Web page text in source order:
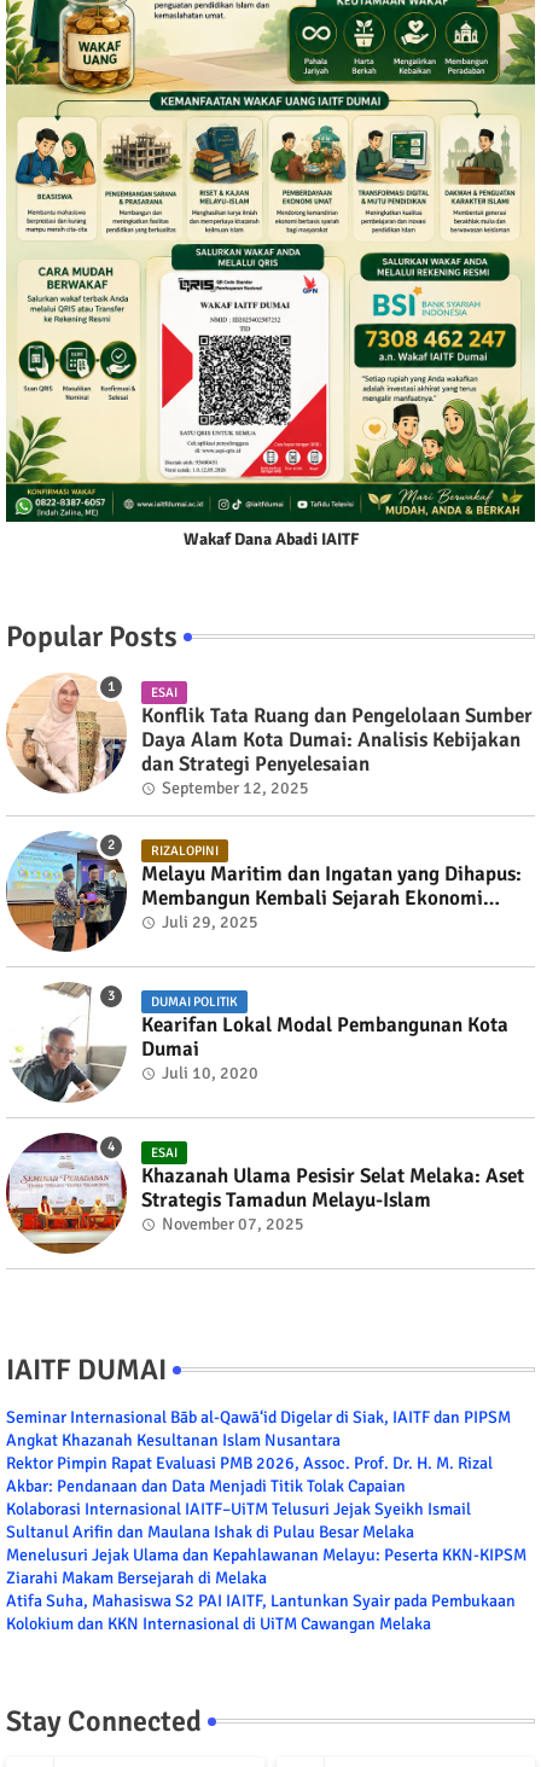
Wakaf Dana Abadi IAITF
Popular Posts
ESAI
Konflik Tata Ruang dan Pengelolaan Sumber
Daya Alam Kota Dumai: Analisis Kebijakan
dan Strategi Penyelesaian
September 12, 2025
RIZALOPINI
Melayu Maritim dan Ingatan yang Dihapus:
Membangun Kembali Sejarah Ekonomi
Pesisir Selat Melaka
Juli 29, 2025
DUMAI POLITIK
Kearifan Lokal Modal Pembangunan Kota
Dumai
Juli 10, 2020
ESAI
Khazanah Ulama Pesisir Selat Melaka: Aset
Strategis Tamadun Melayu-Islam
November 07, 2025
IAITF DUMAI
Seminar Internasional Bāb al-Qawā‘id Digelar di Siak, IAITF dan PIPSM
Angkat Khazanah Kesultanan Islam Nusantara
Rektor Pimpin Rapat Evaluasi PMB 2026, Assoc. Prof. Dr. H. M. Rizal
Akbar: Pendanaan dan Data Menjadi Titik Tolak Capaian
Kolaborasi Internasional IAITF–UiTM Telusuri Jejak Syeikh Ismail
Sultanul Arifin dan Maulana Ishak di Pulau Besar Melaka
Menelusuri Jejak Ulama dan Kepahlawanan Melayu: Peserta KKN-KIPSM
Ziarahi Makam Bersejarah di Melaka
Atifa Suha, Mahasiswa S2 PAI IAITF, Lantunkan Syair pada Pembukaan
Kolokium dan KKN Internasional di UiTM Cawangan Melaka
Stay Connected